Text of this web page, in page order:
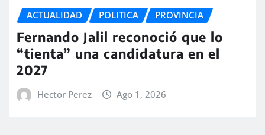
ACTUALIDAD POLITICA PROVINCIA
Fernando Jalil reconoció que lo
“tienta” una candidatura en el
2027
Hector Perez Ago 1, 2026